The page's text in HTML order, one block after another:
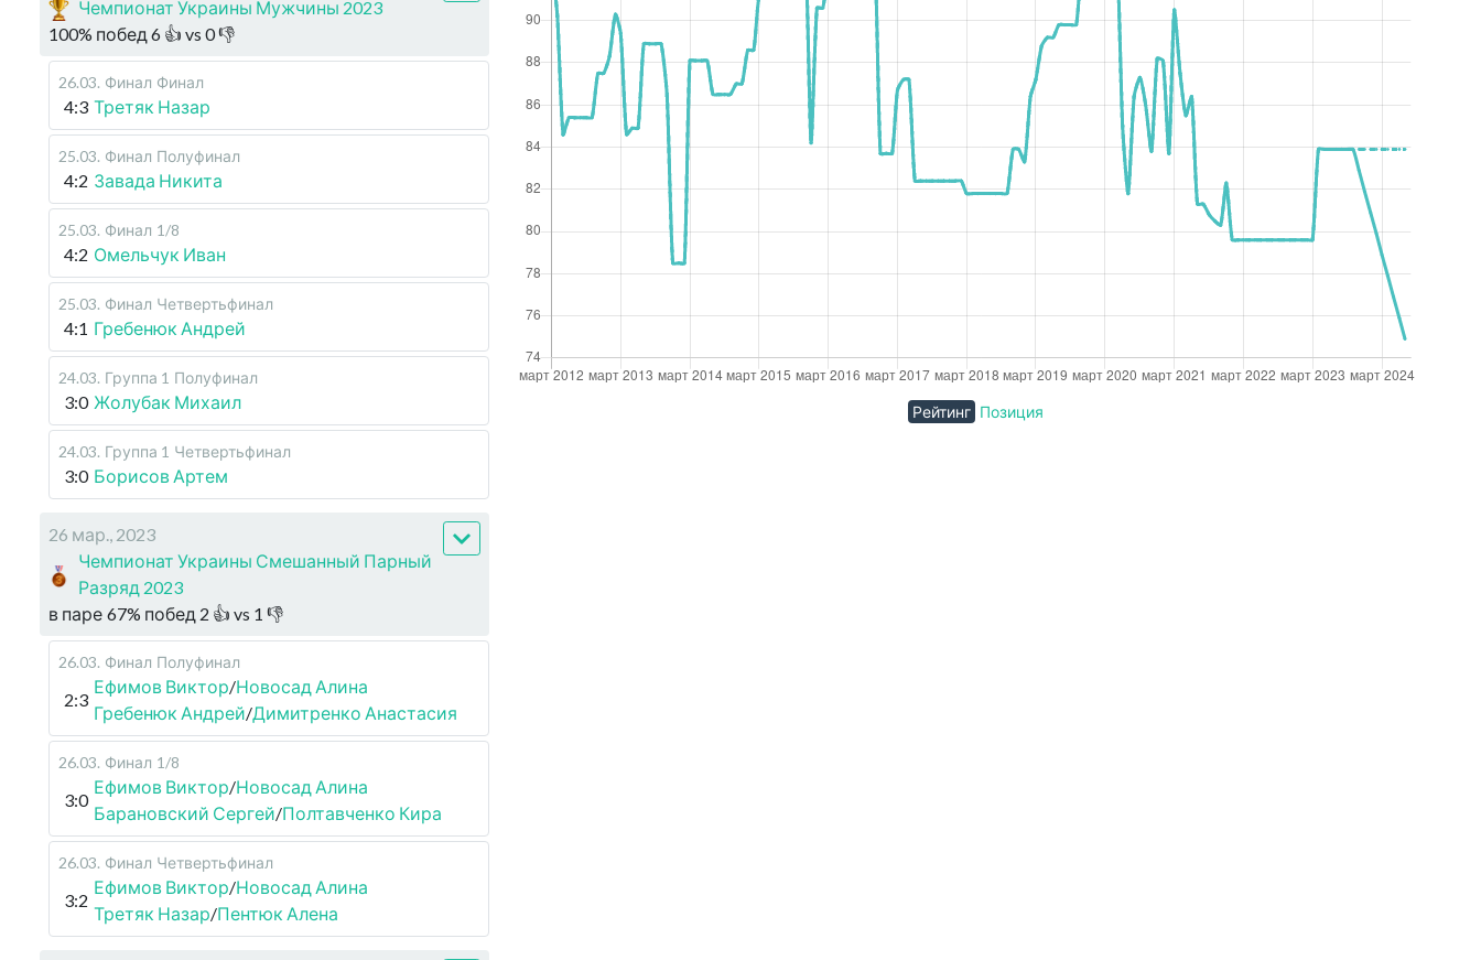
Чемпионат Украины Мужчины 2023
100% побед 6 👍 vs 0👎
26.03. Финал Финал
4:3 Третяк Назар
25.03. Финал Полуфинал
4:2 Завада Никита
25.03. Финал 1/8
4:2 Омельчук Иван
25.03. Финал Четвертьфинал
4:1 Гребенюк Андрей
24.03. Группа 1 Полуфинал
3:0 Жолубак Михаил
24.03. Группа 1 Четвертьфинал
3:0 Борисов Артем
26 мар., 2023
Чемпионат Украины Смешанный Парный
Разряд 2023
в паре 67% побед 2 👍 vs 1 👎
26.03. Финал Полуфинал
2:3
Ефимов Виктор/Новосад Алина
Гребенюк Андрей/Димитренко Анастасия
26.03. Финал 1/8
3:0
Ефимов Виктор/Новосад Алина
Барановский Сергей/Полтавченко Кира
26.03. Финал Четвертьфинал
3:2
Ефимов Виктор/Новосад Алина
Третяк Назар/Пентюк Алена
Рейтинг Позиция